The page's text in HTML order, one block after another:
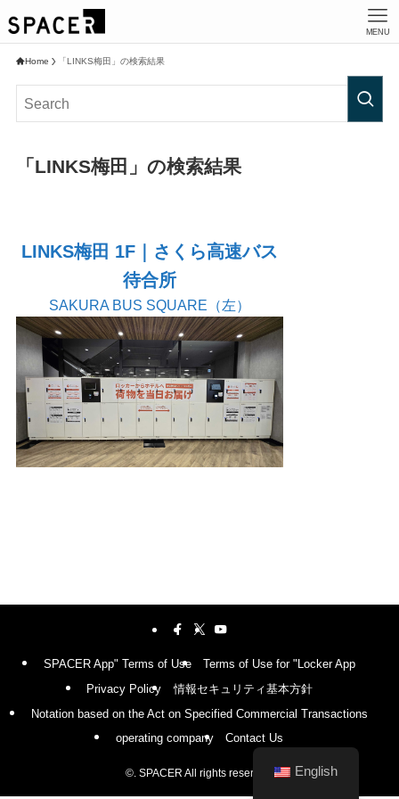
MENU
Home 「LINKS梅田」の検索結果
「LINKS梅田」の検索結果
LINKS梅田 1F｜さくら高速バス
待合所
SAKURA BUS SQUARE（左）
SPACER App" Terms of Use
Terms of Use for "Locker App
Privacy Policy
情報セキュリティ基本方針
Notation based on the Act on Specified Commercial Transactions
operating company
Contact Us
©.SPACER All rights reserved. English